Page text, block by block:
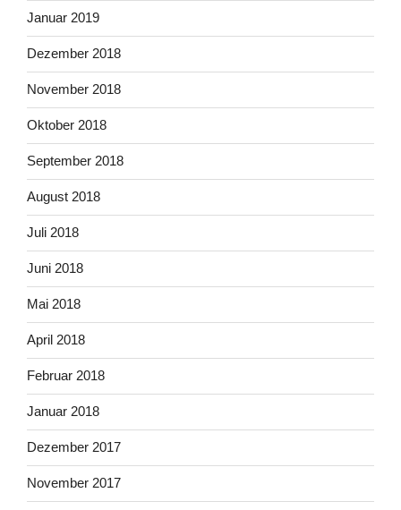
Januar 2019
Dezember 2018
November 2018
Oktober 2018
September 2018
August 2018
Juli 2018
Juni 2018
Mai 2018
April 2018
Februar 2018
Januar 2018
Dezember 2017
November 2017